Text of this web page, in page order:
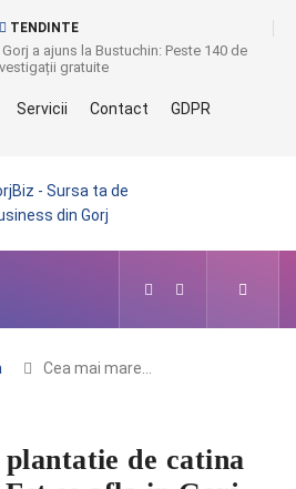
TENDINTE
a ajuns la Bustuchin: Peste 140 de
gratuite
Servicii Contact GDPR
Cea mai mare…
de catina